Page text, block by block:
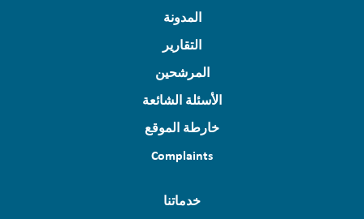
المدونة
التقارير
المرشحين
الأسئلة الشائعة
خارطة الموقع
Complaints
خدماتنا